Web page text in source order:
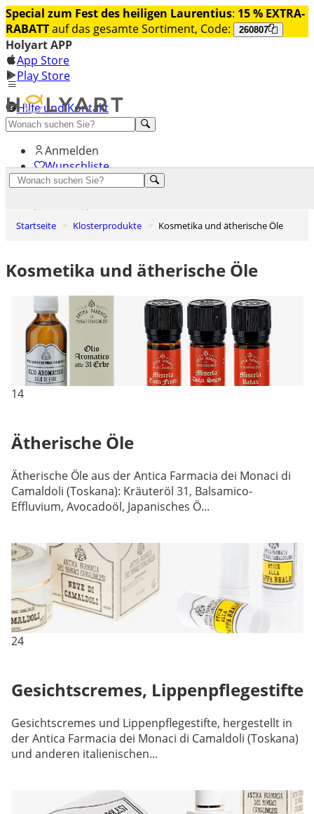
Special zum Fest des heiligen Laurentius: 15 % EXTRA-
RABATTauf das gesamte Sortiment, Code: 260807
Holyart APP
App Store
Play Store
Hilfe und Kontakt
Entdecken Sie Premium
Anmelden
Wunschliste
Startseite Klosterprodukte Kosmetika und ätherische Öle
Kosmetika und ätherische Öle
14
Ätherische Öle
Ätherische Öle aus der Antica Farmacia dei Monaci di
Camaldoli (Toskana): Kräuteröl 31, Balsamico-
Effluvium, Avocadoöl, Japanisches Ö...
24
Gesichtscremes, Lippenpflegestifte
Gesichtscremes und Lippenpflegestifte, hergestellt in
der Antica Farmacia dei Monaci di Camaldoli (Toskana)
und anderen italienischen...